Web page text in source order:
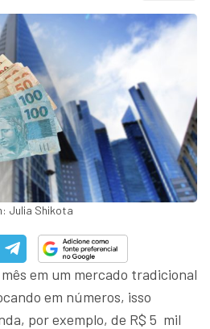
Julia Shikota
em um mercado tradicional
em números, isso
por exemplo, de R$ 5 mil